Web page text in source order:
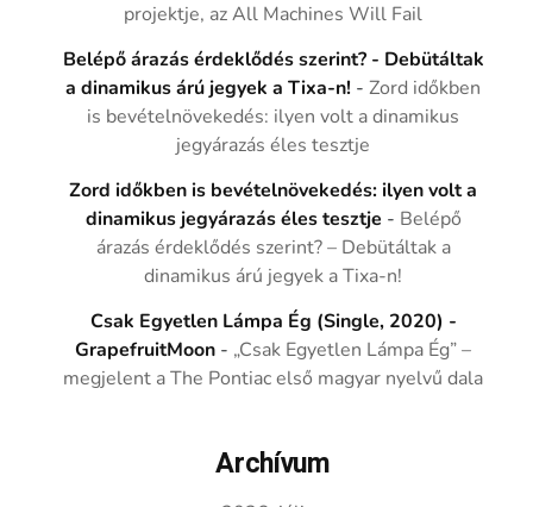
projektje, az All Machines Will Fail
Belépő árazás érdeklődés szerint? - Debütáltak
a dinamikus árú jegyek a Tixa-n! -Zord időkben
is bevételnövekedés: ilyen volt a dinamikus
jegyárazás éles tesztje
Zord időkben is bevételnövekedés: ilyen volt a
dinamikus jegyárazás éles tesztje - Belépő
árazás érdeklődés szerint? – Debütáltak a
dinamikus árú jegyek a Tixa-n!
Csak Egyetlen Lámpa Ég (Single, 2020) -
GrapefruitMoon - „Csak Egyetlen Lámpa Ég” –
megjelent a The Pontiac első magyar nyelvű dala
Archívum